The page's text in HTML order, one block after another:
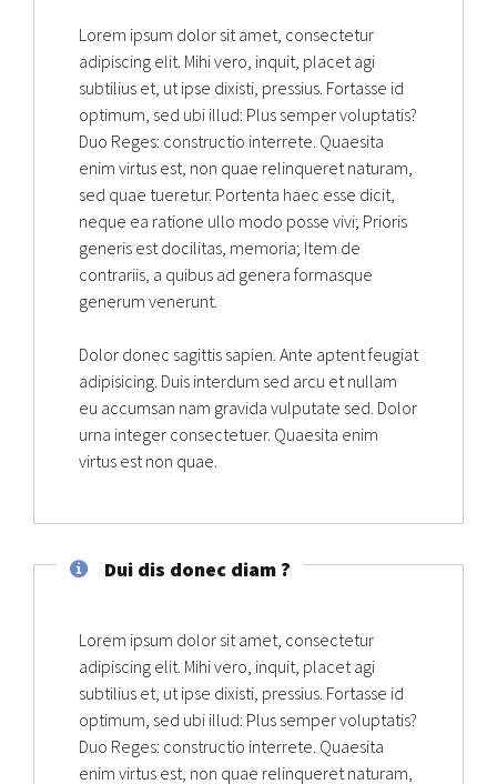
Lorem ipsum dolor sit amet, consectetur
adipiscing elit. Mihi vero, inquit, placet agi
subtilius et, ut ipse dixisti, pressius. Fortasse id
optimum, sed ubi illud: Plus semper voluptatis?
Duo Reges: constructio interrete. Quaesita
enim virtus est, non quae relinqueret naturam,
sed quae tueretur. Portenta haec esse dicit,
neque ea ratione ullo modo posse vivi; Prioris
generis est docilitas, memoria; Item de
contrariis, a quibus ad genera formasque
generum venerunt.
Dolor donec sagittis sapien. Ante aptent feugiat
adipisicing. Duis interdum sed arcu et nullam
eu accumsan nam gravida vulputate sed. Dolor
urna integer consectetuer. Quaesita enim
virtus est non quae.
Dui dis donec diam ?
Lorem ipsum dolor sit amet, consectetur
adipiscing elit. Mihi vero, inquit, placet agi
subtilius et, ut ipse dixisti, pressius. Fortasse id
optimum, sed ubi illud: Plus semper voluptatis?
Duo Reges: constructio interrete. Quaesita
enim virtus est, non quae relinqueret naturam,